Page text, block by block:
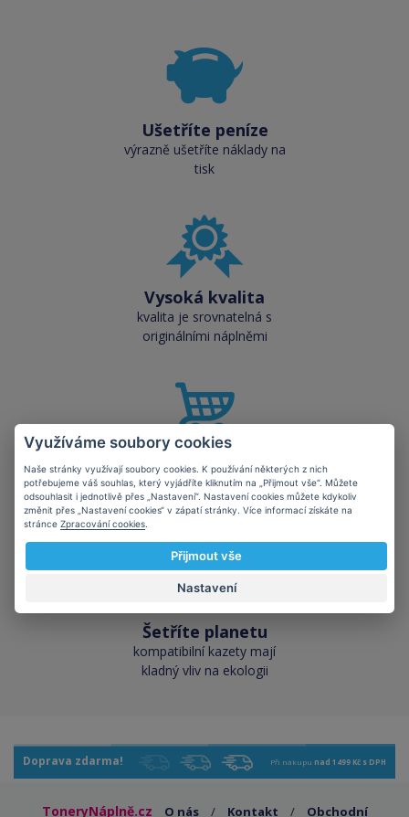
Ušetříte peníze
výrazně ušetříte náklady na
tisk
Vysoká kvalita
kvalita je srovnatelná s
originálními náplněmi
Skladem téměř vše
přes 50 000 skladových
zásob pro okamžitý odběr
Šetříte planetu
kompatibilní kazety mají
kladný vliv na ekologii
Doprava zdarma! Při nákupu nad 1499 Kč s DPH
ToneryNáplně.cz O nás / Kontakt / Obchodní
Využíváme soubory cookies
Naše stránky využívají soubory cookies. K používání některých z nich
potřebujeme váš souhlas, který vyjádříte kliknutím na „Přijmout vše“. Můžete
odsouhlasit i jednotlivě přes „Nastavení“. Nastavení cookies můžete kdykoliv
změnit přes „Nastavení cookies“ v zápatí stránky. Více informací získáte na
stránce Zpracování cookies
Přijmout vše
Nastavení